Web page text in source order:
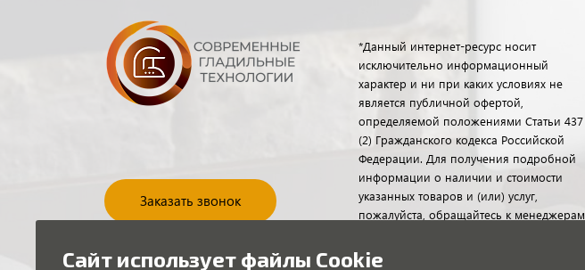
Заказать звонок
*Данный интернет-ресурс носит
исключительно информационный
характер и ни при каких условиях не
является публичной офертой,
определяемой положениями Статьи 437
(2) Гражданского кодекса Российской
Федерации. Для получения подробной
информации о наличии и стоимости
указанных товаров и (или) услуг,
пожалуйста, обращайтесь к менеджерам
помощью специальной формы связи
Сайт использует файлы Cookie